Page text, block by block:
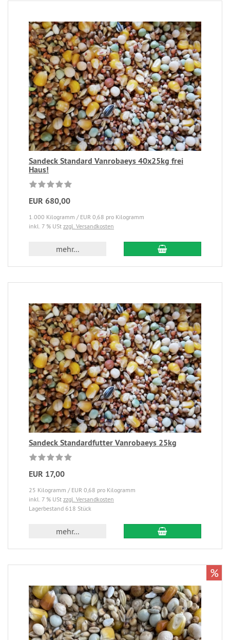
Sandeck Standard Vanrobaeys 40x25kg frei
Haus!
EUR 680,00
1.000 Kilogramm / EUR 0,68 pro Kilogramm
inkl. 7 % USt zzgl. Versandkosten
mehr...
Sandeck Standardfutter Vanrobaeys 25kg
EUR 17,00
25 Kilogramm / EUR 0,68 pro Kilogramm
inkl. 7 % USt zzgl. Versandkosten
Lagerbestand 618 Stück
mehr...
%